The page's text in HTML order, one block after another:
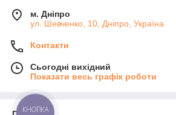
м. Дніпро
ул. Шевченко, 10, Дніпро, Україна
Контакти
Сьогодні вихідний
Показати весь графік роботи
КНОПКА